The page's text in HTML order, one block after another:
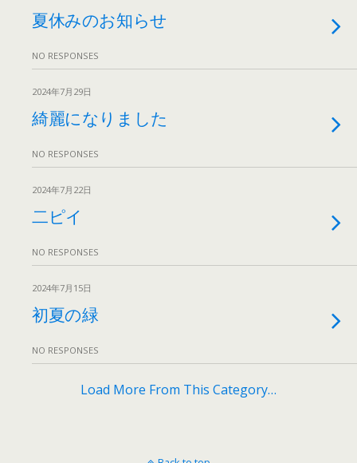
夏休みのお知らせ
NO RESPONSES
2024年7月29日
綺麗になりました
NO RESPONSES
2024年7月22日
二ピイ
NO RESPONSES
2024年7月15日
初夏の緑
NO RESPONSES
Load More From This Category…